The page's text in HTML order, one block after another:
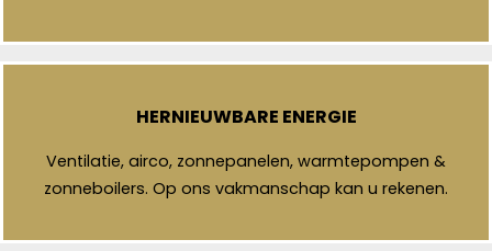
HERNIEUWBARE ENERGIE
Ventilatie, airco, zonnepanelen, warmtepompen &
zonneboilers. Op ons vakmanschap kan u rekenen.